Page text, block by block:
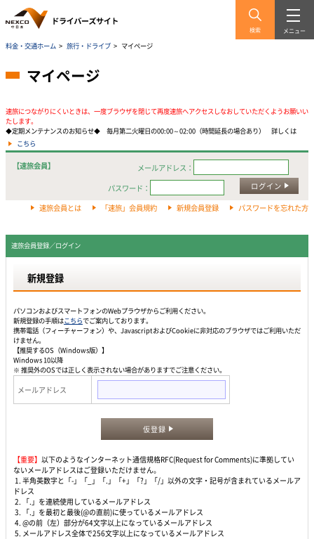
検索 メニュー
料金・交通ホーム > 旅行・ドライブ > マイページ
マイページ
速旅につながりにくいときは、一度ブラウザを閉じて再度速旅へアクセスしなおしていただくようお願いい
たします。
◆定期メンテナンスのお知らせ◆ 毎月第二火曜日の00:00～02:00（時間延長の場合あり） 詳しくは
こちら
【速旅会員】
メールアドレス：
パスワード：
ログイン
速旅会員とは 「速旅」会員規約 新規会員登録 パスワードを忘れた方
速旅会員登録／ログイン
新規登録
パソコンおよびスマートフォンのWebプラウザからご利用ください。
新規登録の手順はこちらでご案内しております。
携帯電話（フィーチャーフォン）や、JavascriptおよびCookieに非対応のブラウザではご利用いただ
けません。
【推奨するOS（Windows版）】
Windows 10以降
※ 推奨外のOSでは正しく表示されない場合がありますでご注意ください。
メールアドレス
仮登録
【重要】 以下のようなインターネット通信規格RFC(Request for Comments)に準拠してい
ないメールアドレスはご登録いただけません。
1. 半角英数字と「-」「_」「.」「+」「?」「/」以外の文字・記号が含まれているメールア
ドレス
2. 「.」を連続使用しているメールアドレス
3. 「.」を最初と最後(@の直前)に使っているメールアドレス
4. @の前（左）部分が64文字以上になっているメールアドレス
5. メールアドレス全体で256文字以上になっているメールアドレス